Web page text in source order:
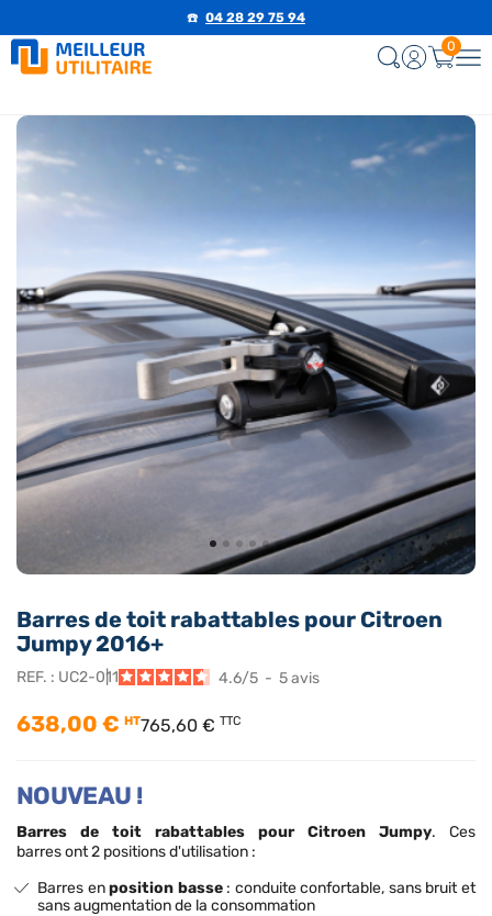
Barres de toit rabattables pour Citroen
Jumpy 2016+
REF. : UC2-011 4.6/5 - 5avis
638,00 € HT765,60 € TTC
NOUVEAU !
Barres de toit rabattables pour Citroen Jumpy. Ces
barresont 2 positions d'utilisation :
Barres enposition basse: conduite confortable, sans bruit et
sans augmentation de la consommation
☎️ 04 28 29 75 94
0